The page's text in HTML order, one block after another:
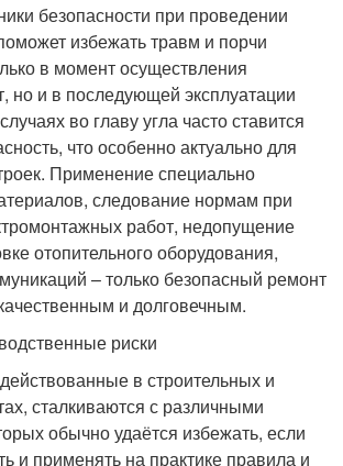
безопасности при проведении
избежать травм и порчи
в момент осуществления
но и в последующей эксплуатации
во главу угла часто ставится
что особенно актуально для
Применение специально
следование нормам при
работ, недопущение
отопительного оборудования,
– только безопасный ремонт
и долговечным.
риски
в строительных и
сталкиваются с различными
обычно удаётся избежать, если
и применять на практике правила и